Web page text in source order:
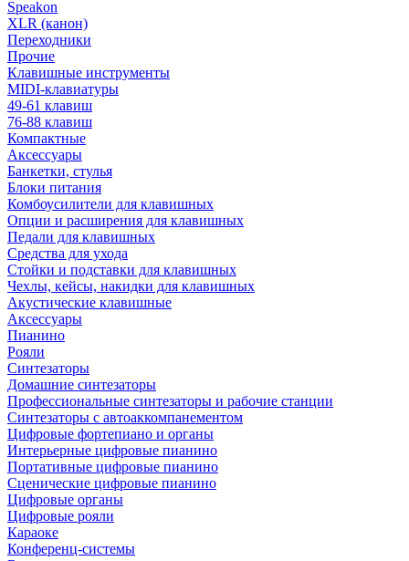
Speakon
XLR (канон)
Переходники
Прочие
Клавишные инструменты
MIDI-клавиатуры
49-61 клавиш
76-88 клавиш
Компактные
Аксессуары
Банкетки, стулья
Блоки питания
Комбоусилители для клавишных
Опции и расширения для клавишных
Педали для клавишных
Средства для ухода
Стойки и подставки для клавишных
Чехлы, кейсы, накидки для клавишных
Акустические клавишные
Аксессуары
Пианино
Рояли
Синтезаторы
Домашние синтезаторы
Профессиональные синтезаторы и рабочие станции
Синтезаторы с автоаккомпанементом
Цифровые фортепиано и органы
Интерьерные цифровые пианино
Портативные цифровые пианино
Сценические цифровые пианино
Цифровые органы
Цифровые рояли
Караоке
Конференц-системы